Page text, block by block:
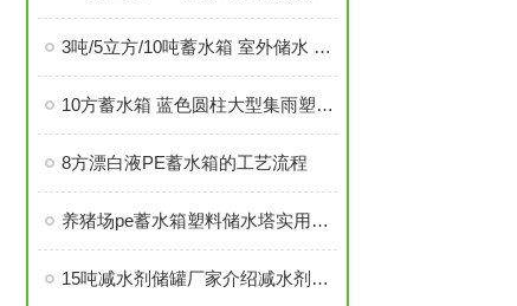
3吨/5立方/10吨蓄水箱 室外储水 灭火应急塑料桶 滚塑一体
10方蓄水箱 蓝色圆柱大型集雨塑料桶 重量轻便易运
8方漂白液PE蓄水箱的工艺流程
养猪场pe蓄水箱塑料储水塔实用案例
15吨减水剂储罐厂家介绍减水剂储存注意事项